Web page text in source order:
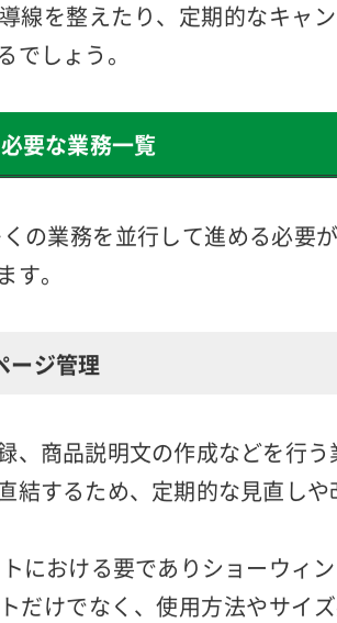
売していても、商品画像の見
は大きく変わります。
線を整えたり、定期的なキャ
でしょう。
要な業務一覧
くの業務を並行して進める必要
ージ管理
、商品説明文の作成などを行う